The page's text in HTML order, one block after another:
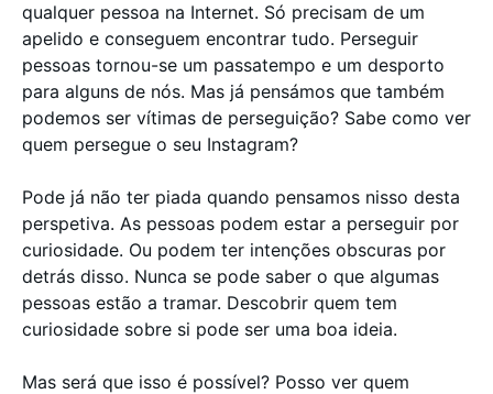
qualquer pessoa na Internet. Só precisam de um
apelido e conseguem encontrar tudo. Perseguir
pessoas tornou-se um passatempo e um desporto
para alguns de nós. Mas já pensámos que também
podemos ser vítimas de perseguição? Sabe como ver
quem persegue o seu Instagram?
Pode já não ter piada quando pensamos nisso desta
perspetiva. As pessoas podem estar a perseguir por
curiosidade. Ou podem ter intenções obscuras por
detrás disso. Nunca se pode saber o que algumas
pessoas estão a tramar. Descobrir quem tem
curiosidade sobre si pode ser uma boa ideia.
Mas será que isso é possível? Posso ver quem